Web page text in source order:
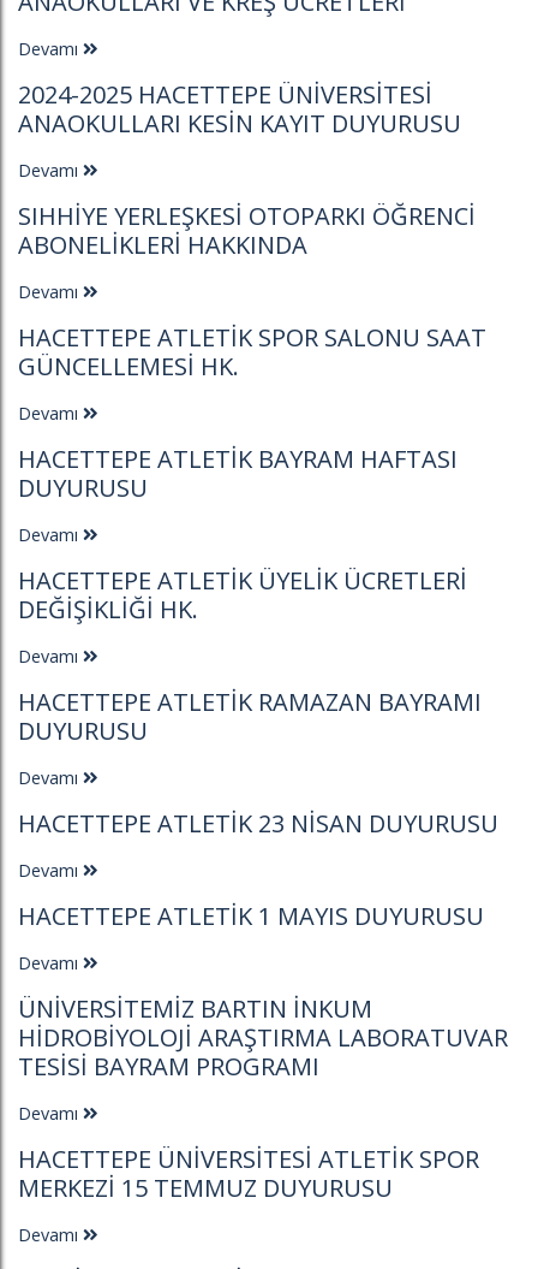
Devamı
2024-2025 HACETTEPE ÜNIVERSITESI
ANAOKULLARI KESIN KAYIT DUYURUSU
Devamı
SIHHIYE YERLEŞKESI OTOPARKI ÖĞRENCI
ABONELIKLERI HAKKINDA
Devamı
HACETTEPE ATLETIK SPOR SALONU SAAT
GÜNCELLEMESI HK.
Devamı
HACETTEPE ATLETIK BAYRAM HAFTASI
DUYURUSU
Devamı
HACETTEPE ATLETIK ÜYELIK ÜCRETLERI
DEĞIŞIKLIĞI HK.
Devamı
HACETTEPE ATLETIK RAMAZAN BAYRAMI
DUYURUSU
Devamı
HACETTEPE ATLETIK 23 NISAN DUYURUSU
Devamı
HACETTEPE ATLETIK 1 MAYIS DUYURUSU
Devamı
ÜNIVERSITEMIZ BARTIN İNKUM
HIDROBIYOLOJI ARAŞTIRMA LABORATUVAR
TESISI BAYRAM PROGRAMI
Devamı
HACETTEPE ÜNIVERSITESI ATLETIK SPOR
MERKEZI 15 TEMMUZ DUYURUSU
Devamı